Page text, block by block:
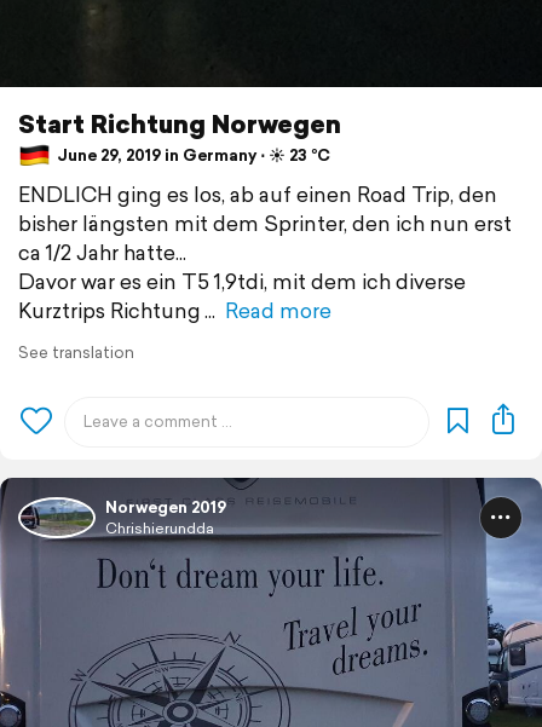
Start Richtung Norwegen
June 29, 2019 in Germany ⋅ ☀️ 23 °C
ENDLICH ging es los, ab auf einen Road Trip, den
bisher längsten mit dem Sprinter, den ich nun erst
ca 1/2 Jahr hatte...
Davor war es ein T5 1,9tdi, mit dem ich diverse
Kurztrips Richtung
Read more
See translation
Norwegen 2019
Chrishierundda